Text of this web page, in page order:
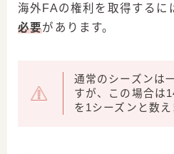
海外FAの権利を取得するに
必要があります。
通常のシーズンは
すが、この場合は
を1シーズンと数え